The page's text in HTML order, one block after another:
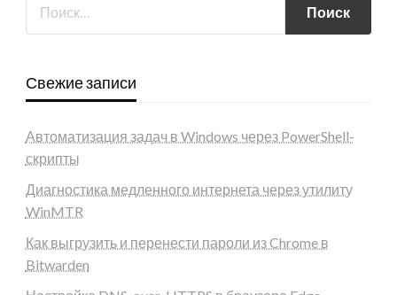
Свежие записи
Автоматизация задач в Windows через PowerShell-
скрипты
Диагностика медленного интернета через утилиту
WinMTR
Как выгрузить и перенести пароли из Chrome в
Bitwarden